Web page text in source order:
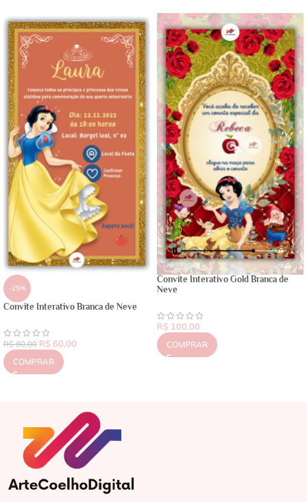
-25%
Convite Interativo Branca de Neve
R$80,00 R$ 60,00
COMPRAR
Convite Interativo Gold Branca de
Neve
R$ 100,00
COMPRAR